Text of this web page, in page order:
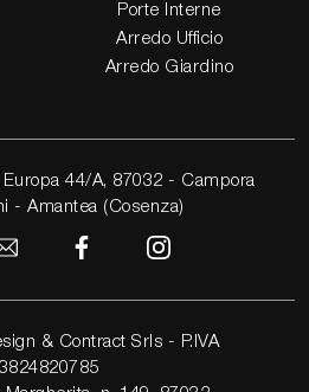
Porte Interne
Arredo Ufficio
Arredo Giardino
44/A, 87032 - Campora
- Amantea (Cosenza)
& Contract Srls - P.IVA